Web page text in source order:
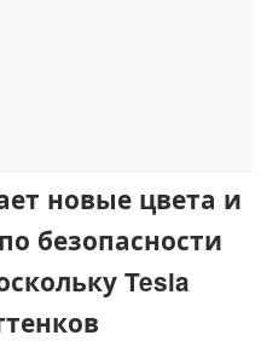
новые цвета и
безопасности
Tesla